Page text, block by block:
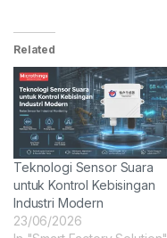
Related
Teknologi Sensor Suara
untuk Kontrol Kebisingan
Industri Modern
23/06/2026